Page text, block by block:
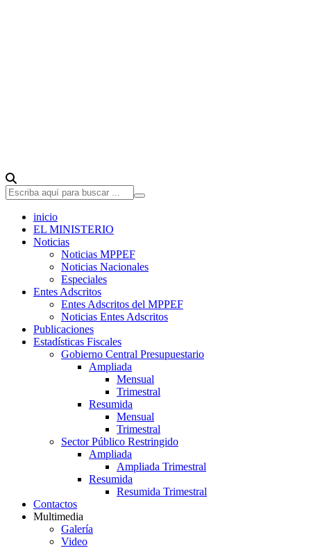
inicio
EL MINISTERIO
Noticias
Noticias MPPEF
Noticias Nacionales
Especiales
Entes Adscritos
Entes Adscritos del MPPEF
Noticias Entes Adscritos
Publicaciones
Estadísticas Fiscales
Gobierno Central Presupuestario
Ampliada
Mensual
Trimestral
Resumida
Mensual
Trimestral
Sector Público Restringido
Ampliada
Ampliada Trimestral
Resumida
Resumida Trimestral
Contactos
Multimedia
Galería
Video